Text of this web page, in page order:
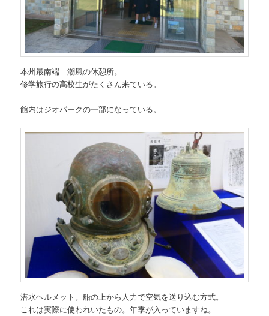
本州最南端 潮風の休憩所。
修学旅行の高校生がたくさん来ている。
館内はジオパークの一部になっている。
潜水ヘルメット。船の上から人力で空気を送り込む方式。
これは実際に使われいたもの。年季が入っていますね。